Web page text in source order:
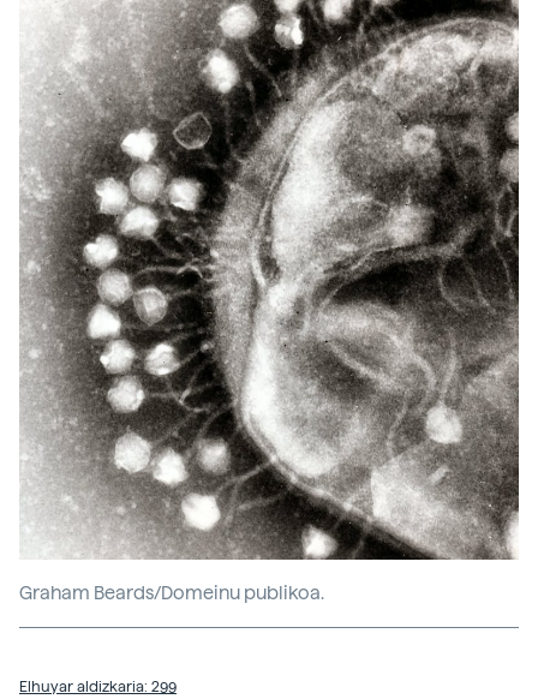
Graham Beards/Domeinu publikoa.
Elhuyar aldizkaria: 299